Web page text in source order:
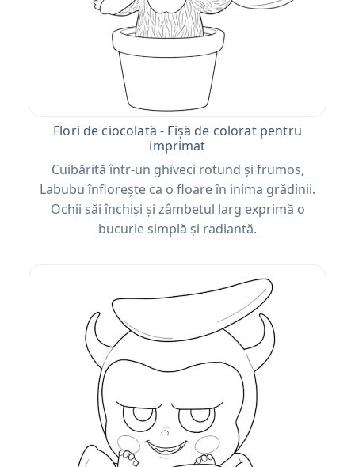
Flori de ciocolată - Fișă de colorat pentru
imprimat
Cuibărită într-un ghiveci rotund și frumos,
Labubu înflorește ca o floare în inima grădinii.
Ochii săi închiși și zâmbetul larg exprimă o
bucurie simplă și radiantă.